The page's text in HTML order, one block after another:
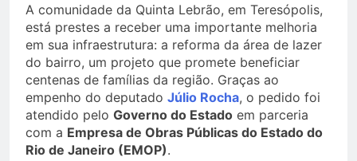
A comunidade da Quinta Lebrão, em Teresópolis,
está prestes a receber uma importante melhoria
em sua infraestrutura: a reforma da área de lazer
do bairro, um projeto que promete beneficiar
centenas de famílias da região. Graças ao
empenho do deputado Júlio Rocha, o pedido foi
atendido pelo Governo do Estado em parceria
com a Empresa de Obras Públicas do Estado do
Rio de Janeiro (EMOP).